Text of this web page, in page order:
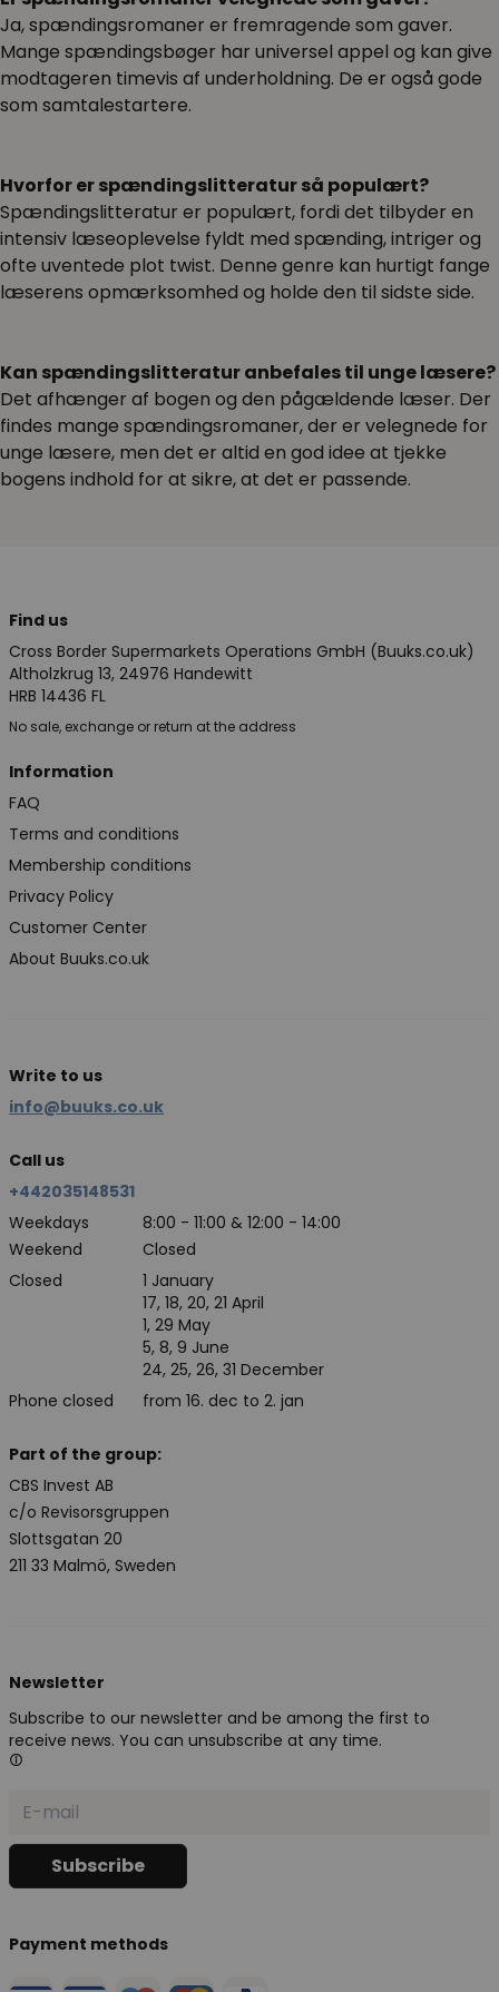
Ja, spændingsromaner er fremragende som gaver.
Mange spændingsbøger har universel appel og kan give
modtageren timevis af underholdning. De er også gode
som samtalestartere.
Hvorfor er spændingslitteratur så populært?
Spændingslitteratur er populært, fordi det tilbyder en
intensiv læseoplevelse fyldt med spænding, intriger og
ofte uventede plot twist. Denne genre kan hurtigt fange
læserens opmærksomhed og holde den til sidste side.
Kan spændingslitteratur anbefales til unge læsere?
Det afhænger af bogen og den pågældende læser. Der
findes mange spændingsromaner, der er velegnede for
unge læsere, men det er altid en god idee at tjekke
bogens indhold for at sikre, at det er passende.
Find us
Cross Border Supermarkets Operations GmbH (Buuks.co.uk)
Altholzkrug 13, 24976 Handewitt
HRB 14436 FL
No sale, exchange or return at the address
Information
FAQ
Terms and conditions
Membership conditions
Privacy Policy
Customer Center
About Buuks.co.uk
Write to us
info@buuks.co.uk
Call us
+442035148531
Weekdays
8:00 - 11:00 & 12:00 - 14:00
Weekend
Closed
Closed
Phone closed
1 January
17, 18, 20, 21 April
1, 29 May
5, 8, 9 June
24, 25, 26, 31 December
from 16. dec to 2. jan
Part of the group:
CBS Invest AB
c/o Revisorsgruppen
Slottsgatan 20
211 33 Malmö, Sweden
Newsletter
Subscribe to our newsletter and be among the first to
receive news. You can unsubscribe at any time.
Payment methods